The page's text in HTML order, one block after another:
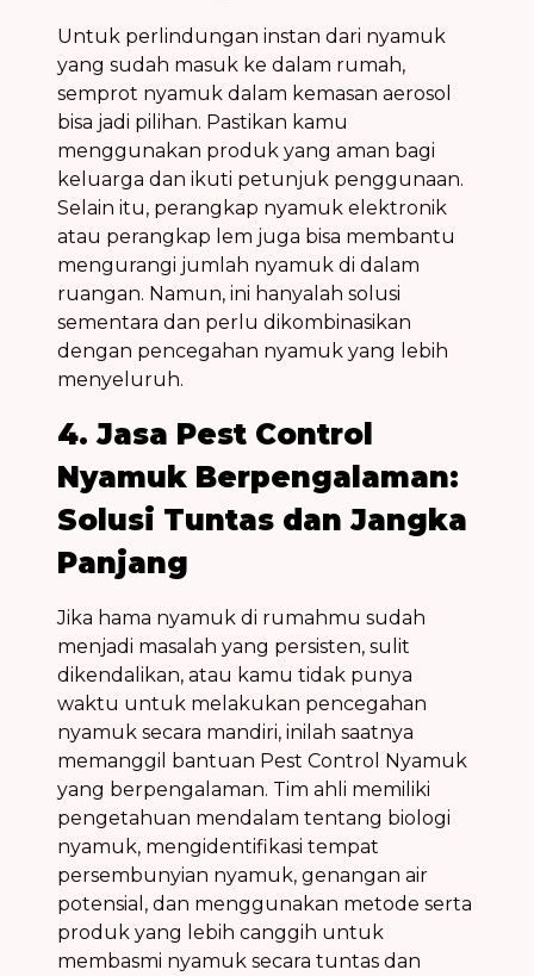
Untuk perlindungan instan dari nyamuk
yang sudah masuk ke dalam rumah,
semprot nyamuk dalam kemasan aerosol
bisa jadi pilihan. Pastikan kamu
menggunakan produk yang aman bagi
keluarga dan ikuti petunjuk penggunaan.
Selain itu, perangkap nyamuk elektronik
atau perangkap lem juga bisa membantu
mengurangi jumlah nyamuk di dalam
ruangan. Namun, ini hanyalah solusi
sementara dan perlu dikombinasikan
dengan pencegahan nyamuk yang lebih
menyeluruh.
4. Jasa Pest Control
Nyamuk Berpengalaman:
Solusi Tuntas dan Jangka
Panjang
Jika hama nyamuk di rumahmu sudah
menjadi masalah yang persisten, sulit
dikendalikan, atau kamu tidak punya
waktu untuk melakukan pencegahan
nyamuk secara mandiri, inilah saatnya
memanggil bantuan Pest Control Nyamuk
yang berpengalaman. Tim ahli memiliki
pengetahuan mendalam tentang biologi
nyamuk, mengidentifikasi tempat
persembunyian nyamuk, genangan air
potensial, dan menggunakan metode serta
produk yang lebih canggih untuk
membasmi nyamuk secara tuntas dan